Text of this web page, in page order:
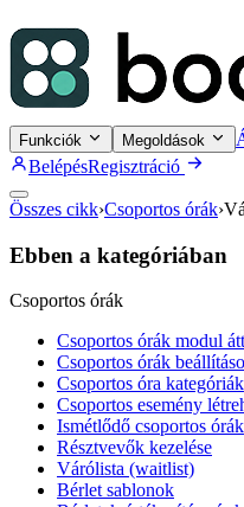
Funkciók Megoldások
BelépésRegisztráció
Összes cikk›Csoportos órák›
Ebben a kategóriában
Csoportos órák
Csoportos órák modul
Csoportos órák
Csoportos óra kategóriák
Csoportos esemény
Ismétlődő csoportos órák
Résztvevők kezelése
Várólista (waitlist)
Bérlet sablonok